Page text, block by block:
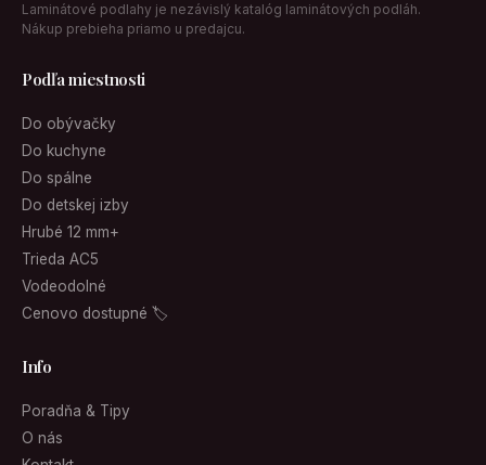
Laminátové podlahy je nezávislý katalóg laminátových podláh.
Nákup prebieha priamo u predajcu.
Podľa miestnosti
Do obývačky
Do kuchyne
Do spálne
Do detskej izby
Hrubé 12 mm+
Trieda AC5
Vodeodolné
Cenovo dostupné 🏷
Info
Poradňa & Tipy
O nás